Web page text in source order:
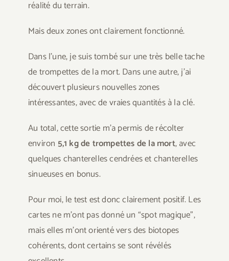
réalité du terrain.
Mais deux zones ont clairement fonctionné.
Dans l’une, je suis tombé sur une très belle tache
de trompettes de la mort. Dans une autre, j’ai
découvert plusieurs nouvelles zones
intéressantes, avec de vraies quantités à la clé.
Au total, cette sortie m’a permis de récolter
environ 5,1 kg de trompettes de la mort, avec
quelques chanterelles cendrées et chanterelles
sinueuses en bonus.
Pour moi, le test est donc clairement positif. Les
cartes ne m’ont pas donné un “spot magique”,
mais elles m’ont orienté vers des biotopes
cohérents, dont certains se sont révélés